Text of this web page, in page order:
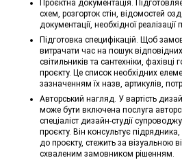
Проєктна документація.
схем, розгорток стін, відомостей
документації, необхідної реалізації
Підготовка специфікацій. Щоб
витрачати час на пошук
світильників та сантехніки, фахівці
проєкту. Це список необхідних
зазначенням їх назв, артикулів,
Авторський нагляд. У вартість
може бути включена послуга
спеціаліст дизайн-студії
проєкту. Він консультує
до проєкту, стежить за візуальною
схваленим замовником рішенням.